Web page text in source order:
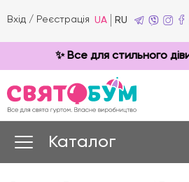
Вхід / Реєстрація UA RU
✨ Все для стильного
Каталог